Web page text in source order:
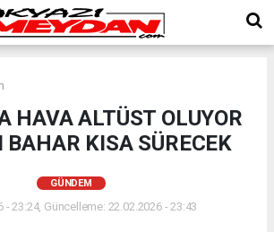
HAVA ALTÜST OLUYOR
BAHAR KISA SÜRECEK
GÜNDEM
- 23:24, Güncelleme: 22.02.2026 - 23:43